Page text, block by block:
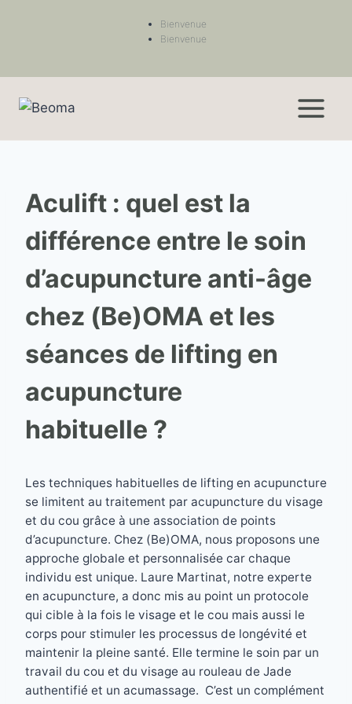
Bienvenue
Bienvenue
Aculift : quel est la
différence entre le soin
d’acupuncture anti-âge
chez (Be)OMA et les
séances de lifting en
acupuncture
habituelle ?
Les techniques habituelles de lifting en acupuncture
se limitent au traitement par acupuncture du visage
et du cou grâce à une association de points
d’acupuncture. Chez (Be)OMA, nous proposons une
approche globale et personnalisée car chaque
individu est unique. Laure Martinat, notre experte
en acupuncture, a donc mis au point un protocole
qui cible à la fois le visage et le cou mais aussi le
corps pour stimuler les processus de longévité et
maintenir la pleine santé. Elle termine le soin par un
travail du cou et du visage au rouleau de Jade
authentifié et un acumassage. C’est un complément